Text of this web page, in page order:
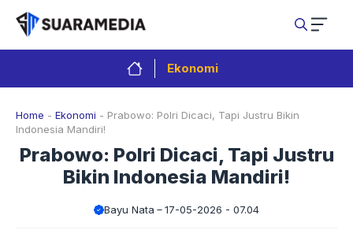
Langsung
isi
Ekonomi
Home - Ekonomi - Prabowo: Polri Dicaci, Tapi Justru Bikin
Indonesia Mandiri!
Prabowo: Polri Dicaci, Tapi Justru
Bikin Indonesia Mandiri!
Bayu Nata 17-05-2026 - 07.04